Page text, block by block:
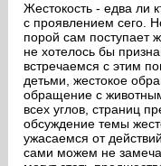
на сайте
пользователей
Жестокость - едва ли
с проявлением сего.
порой сам поступает
не хотелось бы
встречаемся с этим
детьми, жестокое
обращение с
всех углов, страниц
обсуждение темы
ужасаемся от
сами можем не